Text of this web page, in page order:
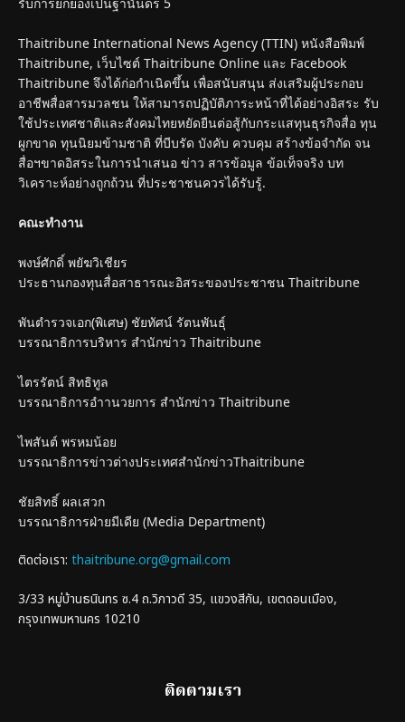
Thaitribune International News Agency (TTIN) หนังสือพิมพ์
Thaitribune, เว็บไซต์ Thaitribune Online และ Facebook
Thaitribune จึงได้ก่อกำเนิดขึ้น เพื่อสนับสนุน ส่งเสริมผู้ประกอบ
อาชีพสื่อสารมวลชน ให้สามารถปฏิบัติภาระหน้าที่ได้อย่างอิสระ รับ
ใช้ประเทศชาติและสังคมไทยหยัดยืนต่อสู้กับกระแสทุนธุรกิจสื่อ ทุน
ผูกขาด ทุนนิยมข้ามชาติ ที่บีบรัด บังคับ ควบคุม สร้างข้อจำกัด จน
สื่อฯขาดอิสระในการนำเสนอ ข่าว สารข้อมูล ข้อเท็จจริง บท
วิเคราะห์อย่างถูกถ้วน ที่ประชาชนควรได้รับรู้.
คณะทำงาน
พงษ์ศักดิ์ พยัฆวิเชียร
ประธานกองทุนสื่อสาธารณะอิสระของประชาชน Thaitribune
พันตำรวจเอก(พิเศษ) ชัยทัศน์ รัตนพันธุ์
บรรณาธิการบริหาร สำนักข่าว Thaitribune
ไตรรัตน์ สิทธิทูล
บรรณาธิการอำานวยการ สำนักข่าว Thaitribune
ไพสันต์ พรหมน้อย
บรรณาธิการข่าวต่างประเทศสำนักข่าวThaitribune
ชัยสิทธิ์ ผลเสวก
บรรณาธิการฝ่ายมีเดีย (Media Department)
ติดต่อเรา: thaitribune.org@gmail.com
3/33 หมู่บ้านธนินทร ซ.4 ถ.วิภาวดี 35, แขวงสีกัน, เขตดอนเมือง,
กรุงเทพมหานคร 10210
ติดตามเรา